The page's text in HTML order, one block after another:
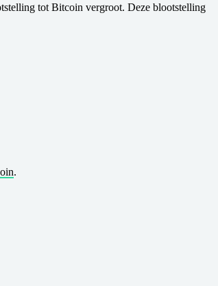
tot Bitcoin vergroot. Deze blootstelling
.